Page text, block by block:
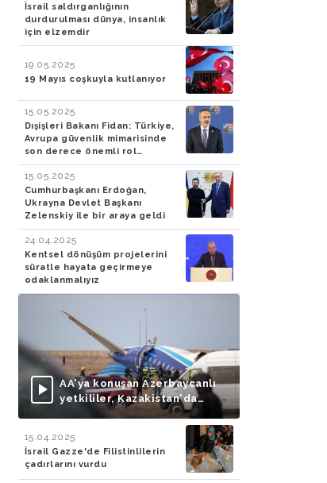
İsrail saldırganlığının
durdurulması dünya, insanlık
için elzemdir
19.05.2025
19 Mayıs coşkuyla kutlanıyor
15.05.2025
Dışişleri Bakanı Fidan: Türkiye,
Avrupa güvenlik mimarisinde
son derece önemli rol
oynamaya devam edecek
15.05.2025
Cumhurbaşkanı Erdoğan,
Ukrayna Devlet Başkanı
Zelenskiy ile bir araya geldi
24.04.2025
Kentsel dönüşüm projelerini
süratle hayata geçirmeye
odaklanmalıyız
AA'ya konuşan Azerbaycanlı
yetkililer, Kazakistan'da
düşen uçağın Rus füzesiyle
doğruladı
15.04.2025
İsrail Gazze'de Filistinlilerin
çadırlarını vurdu